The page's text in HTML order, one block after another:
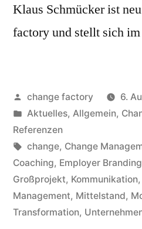
Klaus Schmücker ist
factory und stellt sich
change factory
6.
Aktuelles, Allgemein,
Referenzen
change, Change
Coaching, Employer Branding
Großprojekt, Kommunikation,
Management, Mittelstand,
Transformation,